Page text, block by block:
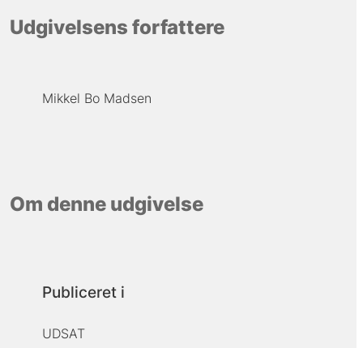
Udgivelsens forfattere
Mikkel Bo Madsen
Om denne udgivelse
Publiceret i
UDSAT